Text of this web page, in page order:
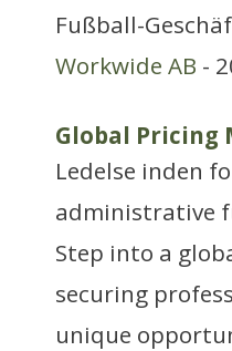
Fußball-
Workwide AB -
Global Pricing
Ledelse inden
administrative
Step into a
securing
unique